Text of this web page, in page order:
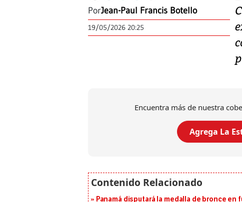
PorJean-Paul Francis Botello
19/05/2026 20:25
Encuentra más de nuestra
Agrega La
Panamá disputará la medalla de bronce